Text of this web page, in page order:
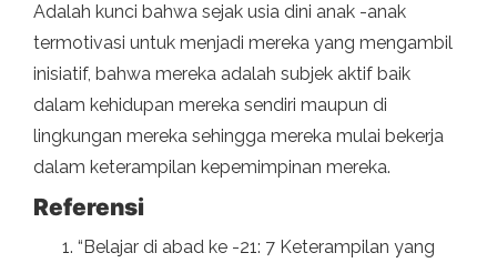
Adalah kunci bahwa sejak usia dini anak -anak
termotivasi untuk menjadi mereka yang mengambil
inisiatif, bahwa mereka adalah subjek aktif baik
dalam kehidupan mereka sendiri maupun di
lingkungan mereka sehingga mereka mulai bekerja
dalam keterampilan kepemimpinan mereka.
Referensi
“Belajar di abad ke -21: 7 Keterampilan yang